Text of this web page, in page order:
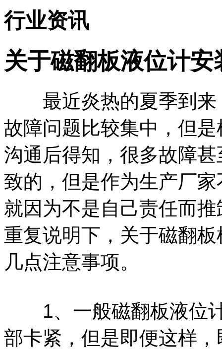
行业资讯
关于磁翻板液位计
最近炎热的夏季到来
故障问题比较集中，但
沟通后得知，很多故障甚
致的，但是作为生产厂
就因为不是自己责任而
重复说明下，关于磁翻
几点注意事项。
1、一般磁翻板液位计
部卡紧，但是即便这样